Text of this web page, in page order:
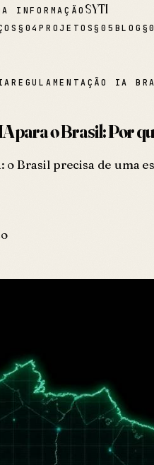
INFORMAÇÃO SYTI
§ 04PROJETOS§05 BLOG §
REGULAMENTAÇÃO IA
para o Brasil: Por
o Brasil precisa de uma